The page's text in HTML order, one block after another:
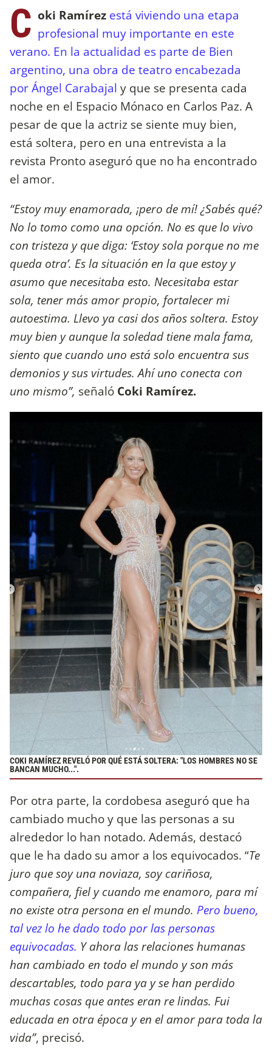
C oki Ramírez está viviendo una etapa
profesional muy importante en este
verano. En la actualidad es parte de Bien
argentino, una obra de teatro encabezada
por Ángel Carabajal y que se presenta cada
noche en el Espacio Mónaco en Carlos Paz. A
pesar de que la actriz se siente muy bien,
está soltera, pero en una entrevista a la
revista Pronto aseguró que no ha encontrado
el amor.
“Estoy muy enamorada, ¡pero de mí! ¿Sabés qué?
No lo tomo como una opción. No es que lo vivo
con tristeza y que diga: ‘Estoy sola porque no me
queda otra’. Es la situación en la que estoy y
asumo que necesitaba esto. Necesitaba estar
sola, tener más amor propio, fortalecer mi
autoestima. Llevo ya casi dos años soltera. Estoy
muy bien y aunque la soledad tiene mala fama,
siento que cuando uno está solo encuentra sus
demonios y sus virtudes. Ahí uno conecta con
uno mismo”, señaló Coki Ramírez.
COKI RAMÍREZ REVELÓ POR QUÉ ESTÁ SOLTERA: "LOS HOMBRES NO SE
BANCAN MUCHO...".
Por otra parte, la cordobesa aseguró que ha
cambiado mucho y que las personas a su
alrededor lo han notado. Además, destacó
que le ha dado su amor a los equivocados. “Te
juro que soy una noviaza, soy cariñosa,
compañera, fiel y cuando me enamoro, para mí
no existe otra persona en el mundo. Pero bueno,
tal vez lo he dado todo por las personas
equivocadas. Y ahora las relaciones humanas
han cambiado en todo el mundo y son más
descartables, todo para ya y se han perdido
muchas cosas que antes eran re lindas. Fui
educada en otra época y en el amor para toda la
vida”, precisó.